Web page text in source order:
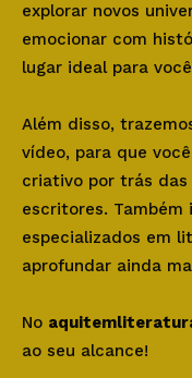
explorar novos
emocionar com
lugar ideal para
Além disso,
vídeo, para que
criativo por trás das
escritores. Também
especializados em
aprofundar ainda
No
ao seu alcance!